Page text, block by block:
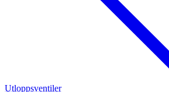
Utloppsventiler